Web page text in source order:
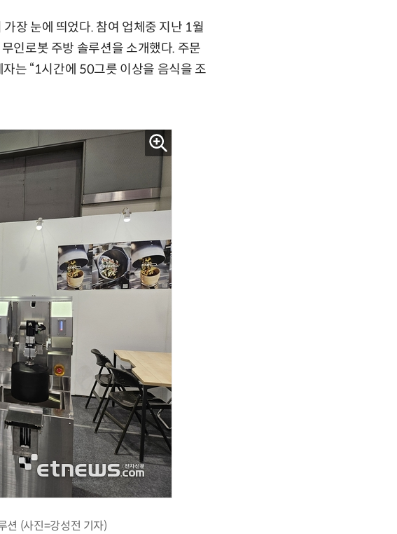
장 눈에 띄었다. 참여 업체중 지난 1월
인로봇 주방 솔루션을 소개했다. 주문
는 “1시간에 50그릇 이상을 음식을 조
션 (사진=강성전 기자)